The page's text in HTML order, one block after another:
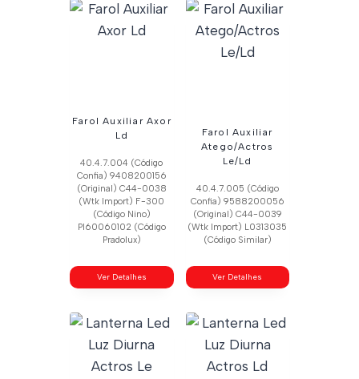
Farol Auxiliar Axor
Ld
40.4.7.004 (Código
Confia) 9408200156
(Original) C44-0038
(Wtk Import) F-300
(Código Nino)
Pl60060102 (Código
Pradolux)
Ver Detalhes
Farol Auxiliar
Atego/Actros
Le/Ld
40.4.7.005 (Código
Confia) 9588200056
(Original) C44-0039
(Wtk Import) L0313035
(Código Similar)
Ver Detalhes